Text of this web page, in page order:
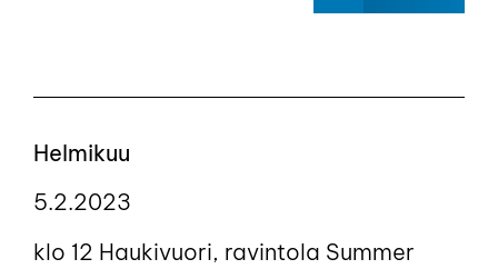
Helmikuu
5.2.2023
klo 12 Haukivuori, ravintola Summer